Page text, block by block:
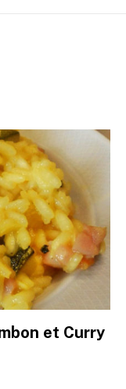
et Curry